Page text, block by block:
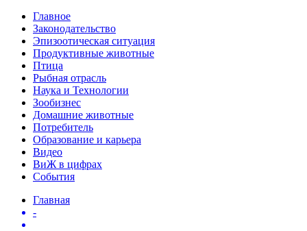
Главное
Законодательство
Эпизоотическая ситуация
Продуктивные животные
Птица
Рыбная отрасль
Наука и Технологии
Зообизнес
Домашние животные
Потребитель
Образование и карьера
Видео
ВиЖ в цифрах
События
Главная
-